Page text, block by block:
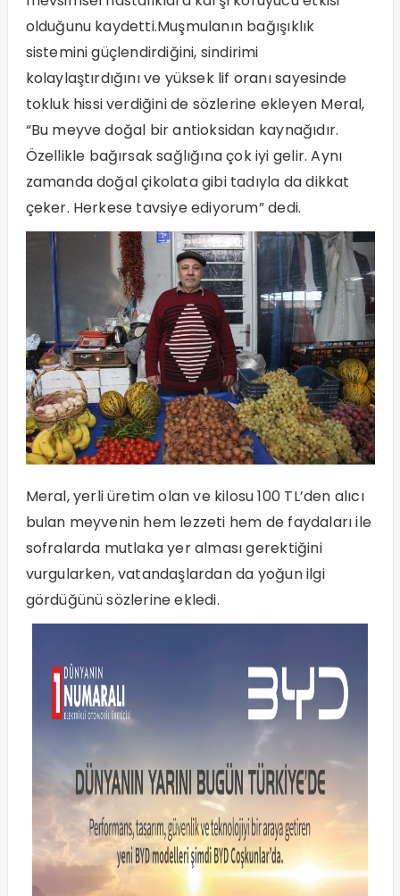
olduğunu kaydetti.Muşmulanın bağışıklık
sistemini güçlendirdiğini, sindirimi
kolaylaştırdığını ve yüksek lif oranı sayesinde
tokluk hissi verdiğini de sözlerine ekleyen Meral,
“Bu meyve doğal bir antioksidan kaynağıdır.
Özellikle bağırsak sağlığına çok iyi gelir. Aynı
zamanda doğal çikolata gibi tadıyla da dikkat
çeker. Herkese tavsiye ediyorum” dedi.
Meral, yerli üretim olan ve kilosu 100 TL’den alıcı
bulan meyvenin hem lezzeti hem de faydaları ile
sofralarda mutlaka yer alması gerektiğini
vurgularken, vatandaşlardan da yoğun ilgi
gördüğünü sözlerine ekledi.